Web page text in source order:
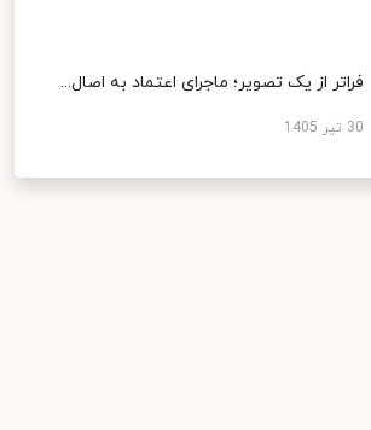
فراتر از یک تصویر؛ ماجرای اعتماد به اصال...
30 تیر 1405